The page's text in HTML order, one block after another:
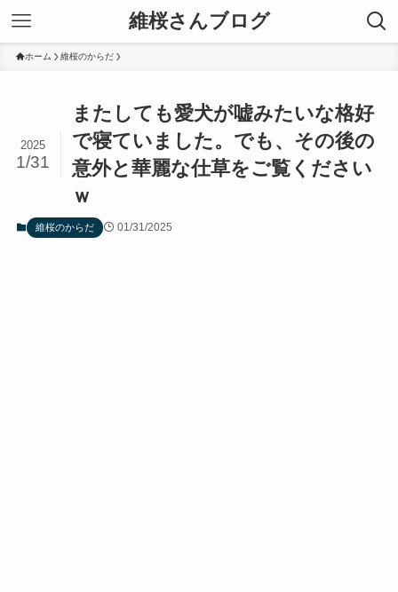
維桜さんブログ
ホーム 維桜のからだ
またしても愛犬が嘘みたいな格好
で寝ていました。でも、その後の
意外と華麗な仕草をご覧ください
ｗ
2025
1/31
維桜のからだ 01/31/2025